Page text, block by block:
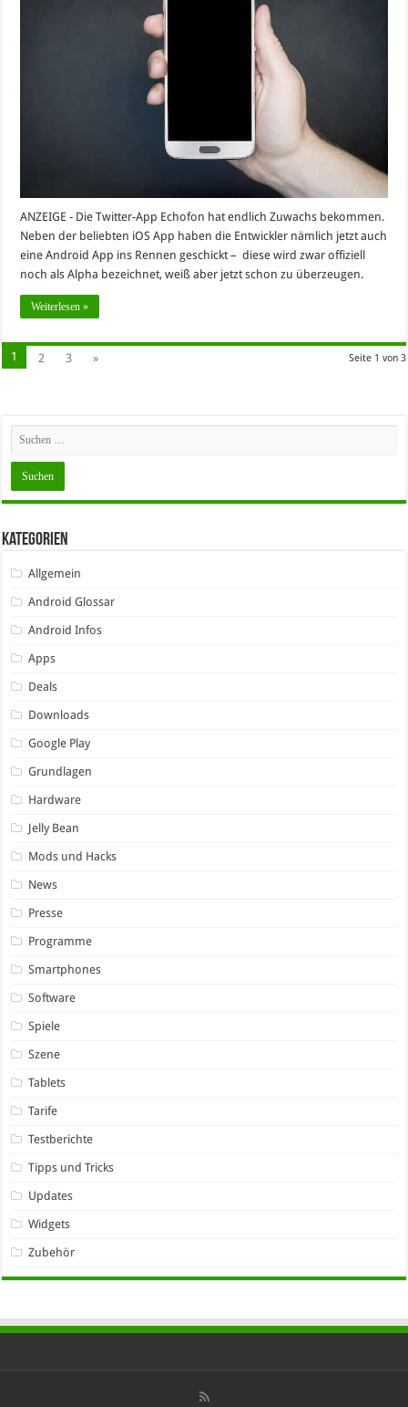
ANZEIGE - Die Twitter-App Echofon hat endlich Zuwachs bekommen.
Neben der beliebten iOS App haben die Entwickler nämlich jetzt auch
eine Android App ins Rennen geschickt – diese wird zwar offiziell
noch als Alpha bezeichnet, weiß aber jetzt schon zu überzeugen.
Weiterlesen »
Seite 1 von 3
1 2 3 »
Kategorien
Allgemein
Android Glossar
Android Infos
Apps
Deals
Downloads
Google Play
Grundlagen
Hardware
Jelly Bean
Mods und Hacks
News
Presse
Programme
Smartphones
Software
Spiele
Szene
Tablets
Tarife
Testberichte
Tipps und Tricks
Updates
Widgets
Zubehör